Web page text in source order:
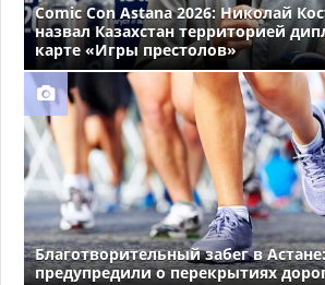
Comic Con Astana 2026: Николай
назвал Казахстан территорией
карте «Игры престолов»
Благотворительный забег в
предупредили о перекрытиях